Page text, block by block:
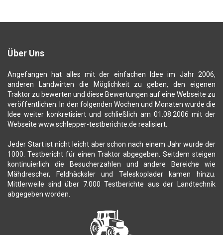
Über Uns
Angefangen hat alles mit der einfachen Idee im Jahr 2006,
anderen Landwirten die Möglichkeit zu geben, den eigenen
Traktor zu bewerten und diese Bewertungen auf eine Webseite zu
veröffentlichen. In den folgenden Wochen und Monaten wurde die
Idee weiter konkretisiert und schließlich am 01.08.2006 mit der
Webseite www.schlepper-testberichte.de realisiert.
Jeder Start ist nicht leicht aber schon nach einem Jahr wurde der
1000. Testbericht für einen Traktor abgegeben. Seitdem steigen
kontinuierlich die Besucherzahlen und andere Bereiche wie
Mähdrescher, Feldhäcksler und Teleskoplader kamen hinzu.
Mittlerweile sind über 7.000 Testberichte aus der Landtechnik
abgegeben worden.